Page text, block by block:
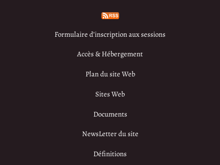
Formulaire d’inscription aux sessions
Accès & Hébergement
Plan du site Web
Sites Web
Documents
NewsLetter du site
Définitions